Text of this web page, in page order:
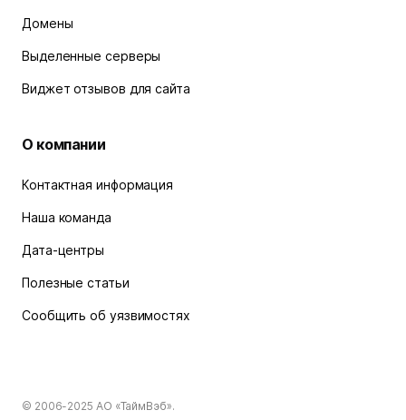
Домены
Выделенные серверы
Виджет отзывов для сайта
О компании
Контактная информация
Наша команда
Дата-центры
Полезные статьи
Сообщить об уязвимостях
© 2006-2025 АО «ТаймВэб».